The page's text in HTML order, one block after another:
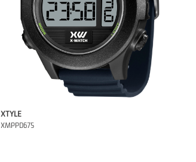
XTYLE
XMPPD675